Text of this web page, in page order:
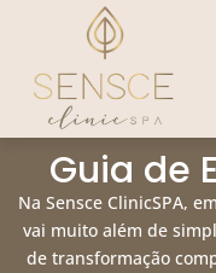
Guia de
Na Sensce ClinicSPA,
vai muito além de
de transformação